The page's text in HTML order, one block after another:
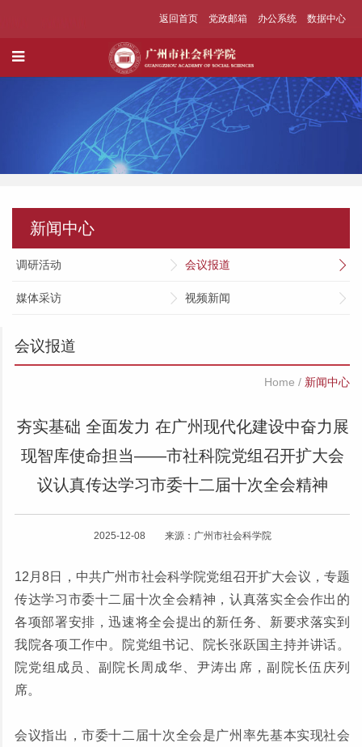
返回首页 党政邮箱 办公系统 数据中心
新闻中心
调研活动 会议报道
媒体采访 视频新闻
会议报道
Home / 新闻中心
夯实基础 全面发力 在广州现代化建设中奋力展
现智库使命担当——市社科院党组召开扩大会
议认真传达学习市委十二届十次全会精神
2025-12-08 来源：广州市社会科学院
12月8日，中共广州市社会科学院党组召开扩大会议，专题
传达学习市委十二届十次全会精神，认真落实全会作出的
各项部署安排，迅速将全会提出的新任务、新要求落实到
我院各项工作中。院党组书记、院长张跃国主持并讲话。
院党组成员、副院长周成华、尹涛出席，副院长伍庆列
席。
会议指出，市委十二届十次全会是广州率先基本实现社会